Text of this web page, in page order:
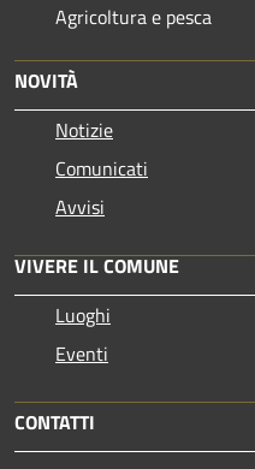
Agricoltura e pesca
NOVITÀ
Notizie
Comunicati
Avvisi
VIVERE IL COMUNE
Luoghi
Eventi
CONTATTI